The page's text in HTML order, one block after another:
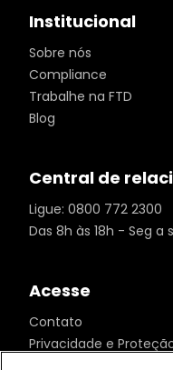
Institucional
Sobre nós
Compliance
Trabalhe na FTD
Blog
Central de
Ligue: 0800 772 2300
Das 8h às 18h - Seg a
Acesse
Contato
Privacidade e